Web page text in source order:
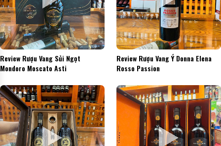
Review Rượu Vang Sủi Ngọt
Mondoro Moscato Asti
Review Rượu Vang Ý Donna Elena
Rosso Passion